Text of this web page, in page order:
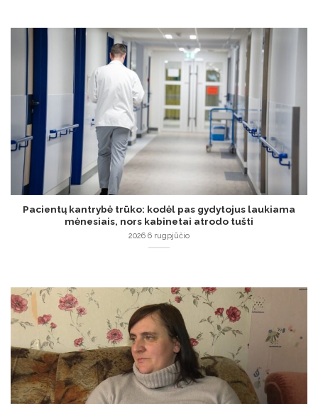
Pacientų kantrybė trūko: kodėl pas gydytojus laukiama
mėnesiais, nors kabinetai atrodo tušti
2026 6 rugpjūčio